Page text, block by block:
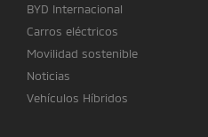
BYD Internacional
Carros eléctricos
Movilidad sostenible
Noticias
Vehículos Híbridos